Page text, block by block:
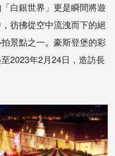
白銀世界」更是瞬間將遊
彷彿從空中流洩而下的絕
景點之一。豪斯登堡的彩
2023年2月24日，造訪長